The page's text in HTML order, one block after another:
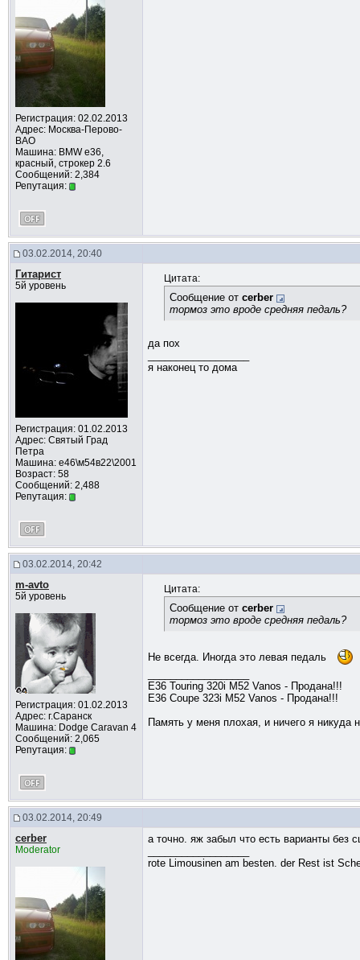
Регистрация: 02.02.2013
Адрес: Москва-Перово-
ВАО
Машина: BMW e36,
красный, строкер 2.6
Сообщений: 2,384
Репутация:
03.02.2014, 20:40
Гитарист
5й уровень
Регистрация: 01.02.2013
Адрес: Cвятый Град
Петра
Машина: е46\м54в22\2001
Возраст: 58
Сообщений: 2,488
Репутация:
Цитата:
Сообщение от cerber
тормоз это вроде средняя педаль?
да пох
я наконец то дома
03.02.2014, 20:42
m-avto
5й уровень
Регистрация: 01.02.2013
Адрес: г.Саранск
Машина: Dodge Caravan 4
Сообщений: 2,065
Репутация:
Цитата:
Сообщение от cerber
тормоз это вроде средняя педаль?
Не всегда. Иногда это левая педаль
E36 Touring 320i М52 Vanos - Продана!!!
E36 Coupe 323i M52 Vanos - Продана!!!
Память у меня плохая, и ничего я никуда
03.02.2014, 20:49
cerber
Moderator
а точно. яж забыл что есть варианты без
rote Limousinen am besten. der Rest ist